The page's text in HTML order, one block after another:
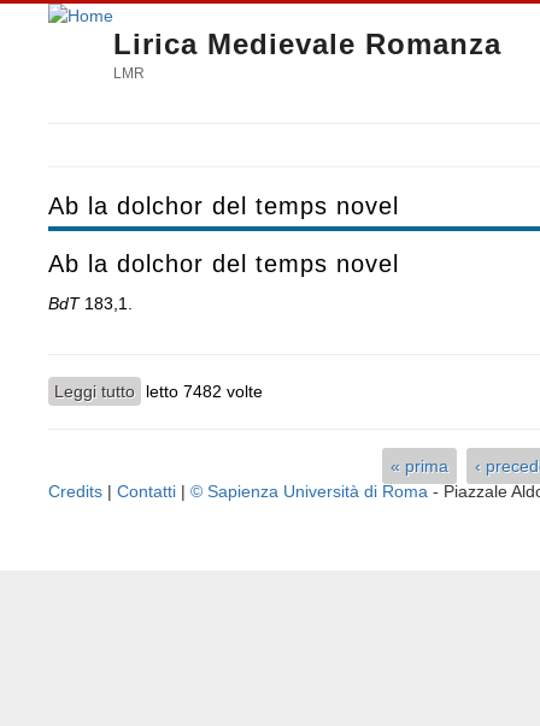
Lirica Medievale Romanza
LMR
Ab la dolchor del temps novel
Ab la dolchor del temps novel
BdT183,1.
Leggi tutto su Ab la dolchor del temps novel
letto 7482 volte
Pagine
« prima
‹
Credits | Contatti | © Sapienza Università di Roma - Piazzale